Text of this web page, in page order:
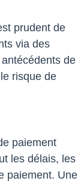
prudent de
via des
de
risque de
paiement
les délais, les
paiement. Une